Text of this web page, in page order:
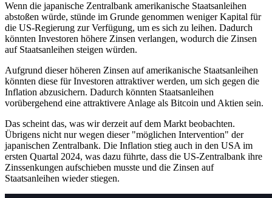
Wenn die japanische Zentralbank amerikanische Staatsanleihen
abstoßen würde, stünde im Grunde genommen weniger Kapital für
die US-Regierung zur Verfügung, um es sich zu leihen. Dadurch
könnten Investoren höhere Zinsen verlangen, wodurch die Zinsen
auf Staatsanleihen steigen würden.
Aufgrund dieser höheren Zinsen auf amerikanische Staatsanleihen
könnten diese für Investoren attraktiver werden, um sich gegen die
Inflation abzusichern. Dadurch könnten Staatsanleihen
vorübergehend eine attraktivere Anlage als Bitcoin und Aktien sein.
Das scheint das, was wir derzeit auf dem Markt beobachten.
Übrigens nicht nur wegen dieser "möglichen Intervention" der
japanischen Zentralbank. Die Inflation stieg auch in den USA im
ersten Quartal 2024, was dazu führte, dass die US-Zentralbank ihre
Zinssenkungen aufschieben musste und die Zinsen auf
Staatsanleihen wieder stiegen.